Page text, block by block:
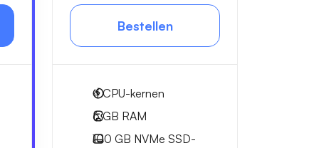
Bestellen
4CPU-kernen
6 GB RAM
100 GB NVMe SSD-